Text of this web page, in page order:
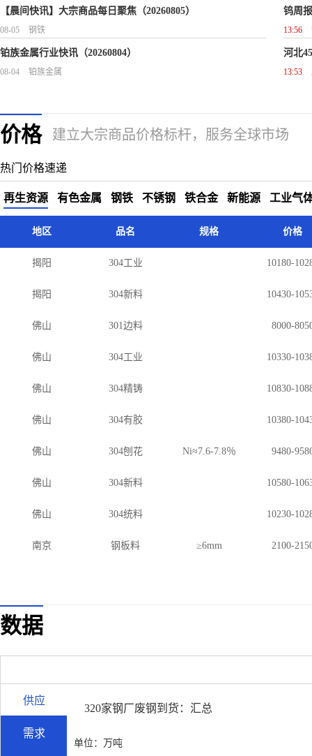
【晨间快讯】大宗商品每日聚焦（20260805）
08-05 钢铁
铂族金属行业快讯（20260804）
08-04 铂族金属
13:56
13:53
价格 建立大宗商品价格标杆，服务全球市场
热门价格速递
再生资源 有色金属 钢铁 不锈钢 铁合金 新能源 工业气
地区 品名 规格 价格
揭阳 304工业 10180-
揭阳 304新料 10430-
佛山 301边料 8000-
佛山 304工业 10330-
佛山 304精铸 10830-
佛山 304有胶 10380-
佛山 304刨花 Ni≈7.6-7.8％ 9480-
佛山 304新料 10580-
佛山 304统料 10230-
南京 钢板料 ≥6mm 2100-
数据
供应
需求
320家钢厂废钢到货：汇总